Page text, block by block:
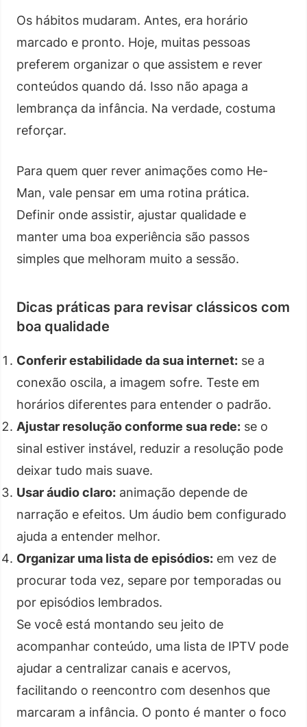
Os hábitos mudaram. Antes, era horário
marcado e pronto. Hoje, muitas pessoas
preferem organizar o que assistem e rever
conteúdos quando dá. Isso não apaga a
lembrança da infância. Na verdade, costuma
reforçar.
Para quem quer rever animações como He-
Man, vale pensar em uma rotina prática.
Definir onde assistir, ajustar qualidade e
manter uma boa experiência são passos
simples que melhoram muito a sessão.
Dicas práticas para revisar clássicos com
boa qualidade
Conferir estabilidade da sua internet: se a
conexão oscila, a imagem sofre. Teste em
horários diferentes para entender o padrão.
Ajustar resolução conforme sua rede: se o
sinal estiver instável, reduzir a resolução pode
deixar tudo mais suave.
Usar áudio claro: animação depende de
narração e efeitos. Um áudio bem configurado
ajuda a entender melhor.
Organizar uma lista de episódios: em vez de
procurar toda vez, separe por temporadas ou
por episódios lembrados.
Se você está montando seu jeito de
acompanhar conteúdo, uma lista de IPTV pode
ajudar a centralizar canais e acervos,
facilitando o reencontro com desenhos que
marcaram a infância. O ponto é manter o foco